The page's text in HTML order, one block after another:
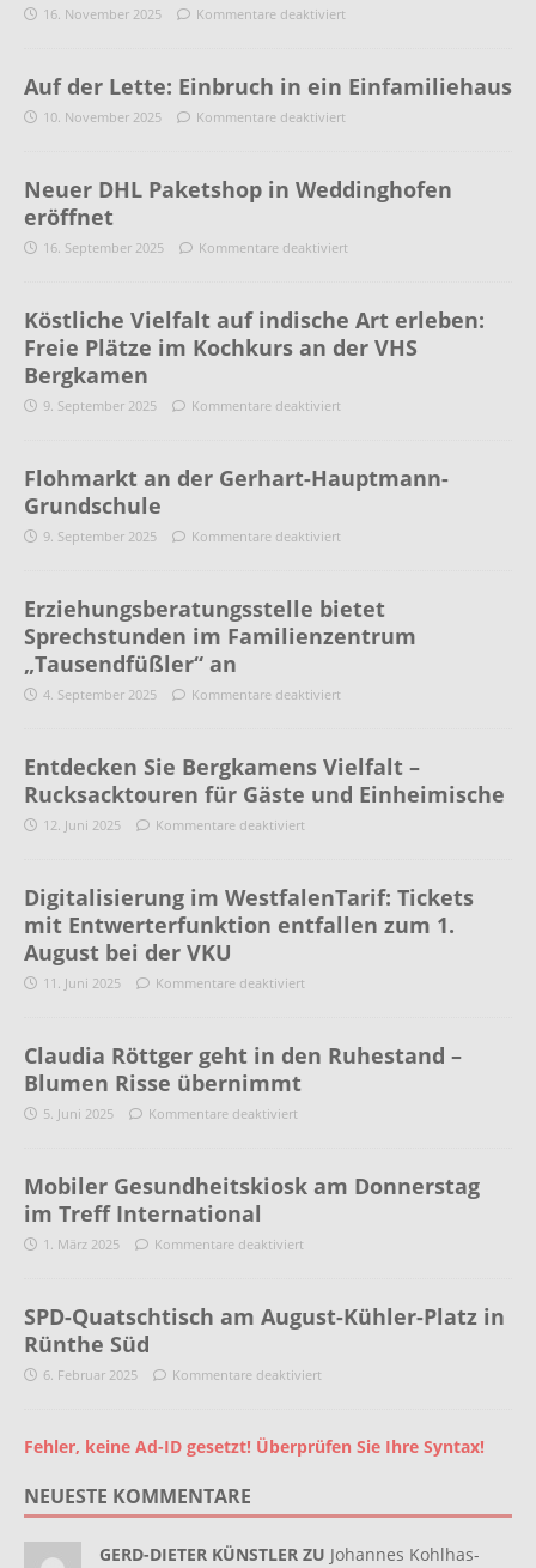
16. November 2025 Kommentare deaktiviert
Auf der Lette: Einbruch in ein Einfamiliehaus
10. November 2025 Kommentare deaktiviert
Neuer DHL Paketshop in Weddinghofen
eröffnet
16. September 2025 Kommentare deaktiviert
Köstliche Vielfalt auf indische Art erleben:
Freie Plätze im Kochkurs an der VHS
Bergkamen
9. September 2025 Kommentare deaktiviert
Flohmarkt an der Gerhart-Hauptmann-
Grundschule
9. September 2025 Kommentare deaktiviert
Erziehungsberatungsstelle bietet
Sprechstunden im Familienzentrum
„Tausendfüßler“ an
4. September 2025 Kommentare deaktiviert
Entdecken Sie Bergkamens Vielfalt –
Rucksacktouren für Gäste und Einheimische
12. Juni 2025 Kommentare deaktiviert
Digitalisierung im WestfalenTarif: Tickets
mit Entwerterfunktion entfallen zum 1.
August bei der VKU
11. Juni 2025 Kommentare deaktiviert
Claudia Röttger geht in den Ruhestand –
Blumen Risse übernimmt
5. Juni 2025 Kommentare deaktiviert
Mobiler Gesundheitskiosk am Donnerstag
im Treff International
1. März 2025 Kommentare deaktiviert
SPD-Quatschtisch am August-Kühler-Platz in
Rünthe Süd
6. Februar 2025 Kommentare deaktiviert
Fehler, keine Ad-ID gesetzt! Überprüfen Sie Ihre Syntax!
NEUESTE KOMMENTARE
GERD-DIETER KÜNSTLER ZU Johannes Kohlhas-